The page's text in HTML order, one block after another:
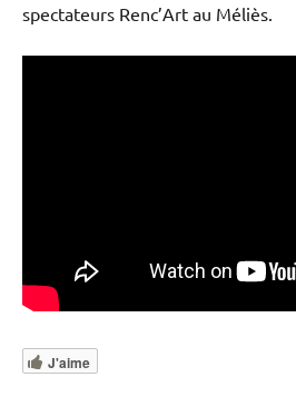
spectateurs Renc’Art au Méliès.
J'aime